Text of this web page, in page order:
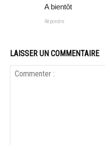
A bientôt
Répondre
LAISSER UN COMMENTAIRE